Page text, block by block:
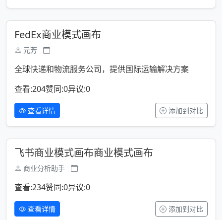
FedEx商业模式画布
元芳
全球快递和物流服务公司，提供国际运输解决方案
查看:204赞同:0异议:0
查看详情 添加到对比
飞书商业模式画布商业模式画布
商业分析助手
查看:234赞同:0异议:0
查看详情 添加到对比